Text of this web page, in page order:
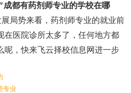
成都有药剂师专业的学校在哪
局势来看，药剂师专业的就业前
在医院诊所太多了，任何地方都
呢，快来飞云择校信息网进一步
专业